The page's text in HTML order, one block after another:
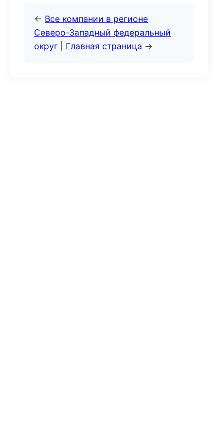
← Все компании в регионе
Северо-Западный федеральный
округ
Главная страница →